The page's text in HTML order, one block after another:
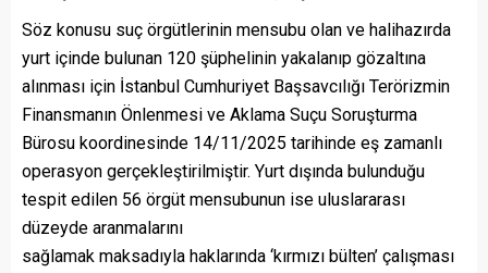
Söz konusu suç örgütlerinin mensubu olan ve halihazırda
yurt içinde bulunan 120 şüphelinin yakalanıp gözaltına
alınması için İstanbul Cumhuriyet Başsavcılığı Terörizmin
Finansmanın Önlenmesi ve Aklama Suçu Soruşturma
Bürosu koordinesinde 14/11/2025 tarihinde eş zamanlı
operasyon gerçekleştirilmiştir. Yurt dışında bulunduğu
tespit edilen 56 örgüt mensubunun ise uluslararası
düzeyde aranmalarını
sağlamak maksadıyla haklarında ‘kırmızı bülten’ çalışması